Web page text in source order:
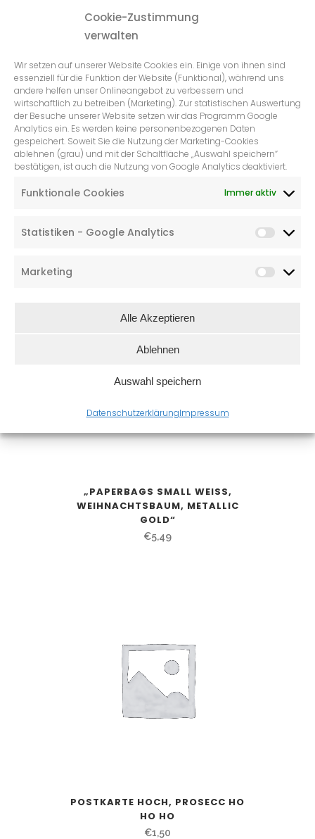
Cookie-Zustimmung
verwalten
Wir setzen auf unserer Website Cookies ein. Einige von ihnen sind
essenziell für die Funktion der Website (Funktional), während uns
andere helfen unser Onlineangebot zu verbessern und
wirtschaftlich zu betreiben (Marketing). Zur statistischen Auswertung
der Besuche unserer Website setzen wir das Programm Google
Analytics ein. Es werden keine personenbezogenen Daten
gespeichert. Soweit Sie die Nutzung der Marketing-Cookies
ablehnen (grau) und mit der Schaltfläche „Auswahl speichern“
bestätigen, ist auch die Nutzung von Google Analytics deaktiviert.
Funktionale Cookies Immer aktiv
Statistiken - Google Analytics
Marketing
Alle Akzeptieren
Ablehnen
Auswahl speichern
DatenschutzerklärungImpressum
„PAPERBAGS SMALL NATUR,
€ 5,49
„PAPERBAGS SMALL WEISS,
WEIHNACHTSBAUM, METALLIC
GOLD“
€5,49
POSTKARTE HOCH, PROSECC HO
HO HO
€1,50